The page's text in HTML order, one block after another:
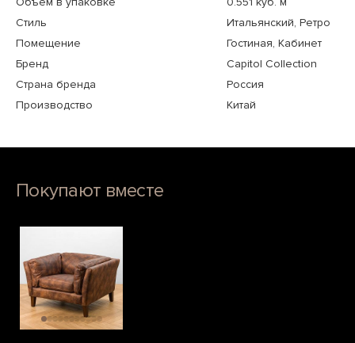
Стиль
Итальянский, Ретро
Помещение
Гостиная, Кабинет
Бренд
Capitol Collection
Страна бренда
Россия
Производство
Китай
Покупают вместе